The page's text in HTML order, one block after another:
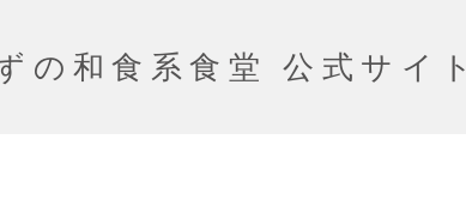
の和食系食堂 公式サイト